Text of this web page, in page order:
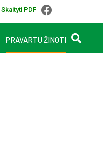
Skaityti PDF
PRAVARTU ŽINOTI